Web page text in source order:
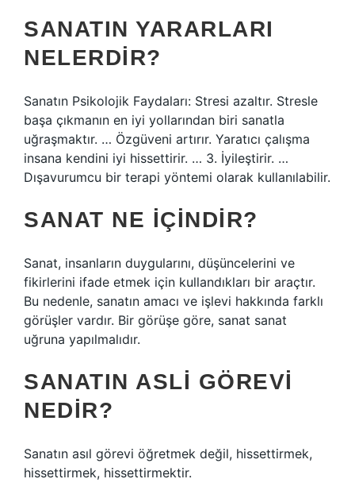
SANATIN YARARLARI
NELERDIR?
Sanatın Psikolojik Faydaları: Stresi azaltır. Stresle
başa çıkmanın en iyi yollarından biri sanatla
uğraşmaktır. … Özgüveni artırır. Yaratıcı çalışma
insana kendini iyi hissettirir. … 3. İyileştirir. …
Dışavurumcu bir terapi yöntemi olarak kullanılabilir.
SANAT NE IÇINDIR?
Sanat, insanların duygularını, düşüncelerini ve
fikirlerini ifade etmek için kullandıkları bir araçtır.
Bu nedenle, sanatın amacı ve işlevi hakkında farklı
görüşler vardır. Bir görüşe göre, sanat sanat
uğruna yapılmalıdır.
SANATIN ASLI GÖREVI
NEDIR?
Sanatın asıl görevi öğretmek değil, hissettirmek,
hissettirmek, hissettirmektir.